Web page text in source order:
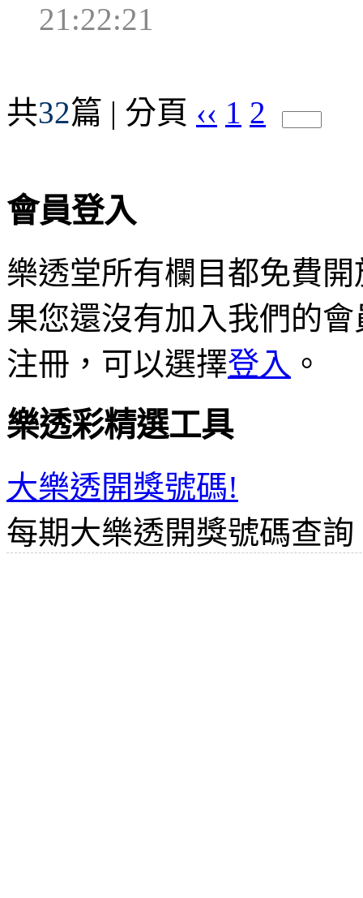
21:22:21
共32篇 | 分頁 ‹‹ 1 2
會員登入
樂透堂所有欄目都免費
果您還沒有加入我們的
注冊，可以選擇登入 。
樂透彩精選工具
大樂透開獎號碼!
每期大樂透開獎號碼查